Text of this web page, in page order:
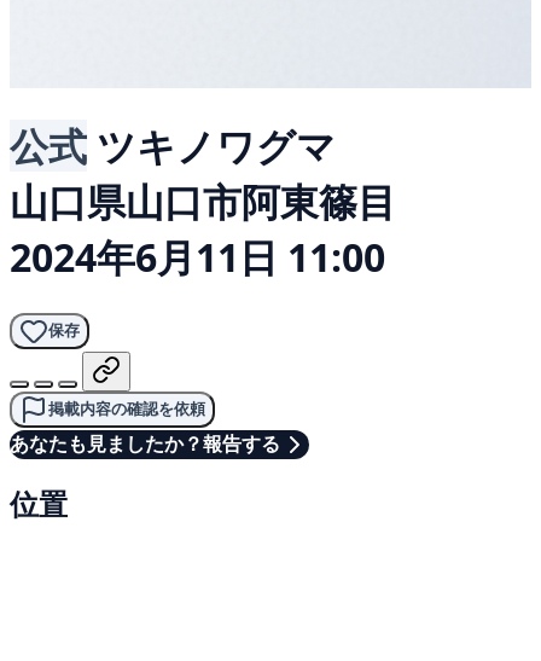
公式 ツキノワグマ
山口県山口市阿東篠目
2024年6月11日 11:00
保存
掲載内容の確認を依頼
あなたも見ましたか？報告する
位置